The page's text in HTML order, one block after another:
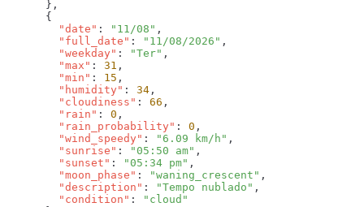
        "date"
: "11/08"
        "full_date"
: "11/08/2026"
        "weekday"
: "Ter"
        "max"
: 31
        "min"
: 15
        "humidity"
: 34
        "cloudiness"
: 66
        "rain"
: 0
        "rain_probability"
: 0
        "wind_speedy"
: "6.09 km/h"
        "sunrise"
: "05:50 am"
        "sunset"
: "05:34 pm"
        "moon_phase"
: "waning_crescent"
        "description"
: "Tempo nublado"
        "condition"
: